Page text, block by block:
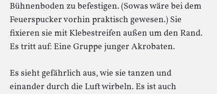
Bühnenboden zu befestigen. (Sowas wäre bei dem
Feuerspucker vorhin praktisch gewesen.) Sie
fixieren sie mit Klebestreifen außen um den Rand.
Es tritt auf: Eine Gruppe junger Akrobaten.
Es sieht gefährlich aus, wie sie tanzen und
einander durch die Luft wirbeln. Es ist auch